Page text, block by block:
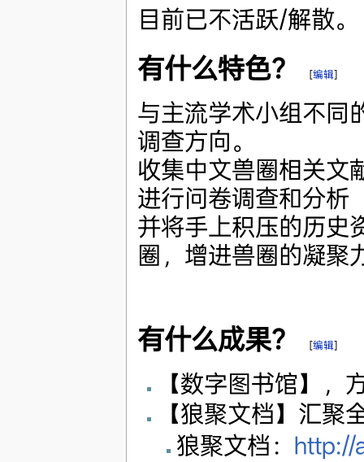
目前已不活跃/解散。
有什么特色？ [编辑]
与主流学术小组不同
调查方向。
收集中文兽圈相关文
进行问卷调查和分析
并将手上积压的历史
圈，增进兽圈的凝聚
有什么成果？ [编辑]
【数字图书馆】，
【狼聚文档】汇聚
狼聚文档： http://